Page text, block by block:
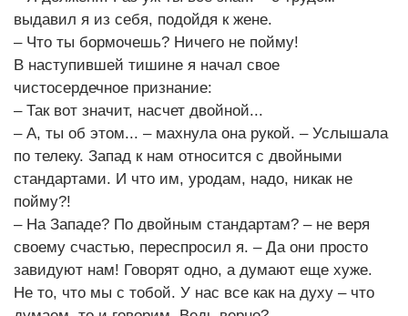
выдавил я из себя, подойдя к жене.
– Что ты бормочешь? Ничего не пойму!
В наступившей тишине я начал свое
чистосердечное признание:
– Так вот значит, насчет двойной...
– А, ты об этом... – махнула она рукой. – Услышала
по телеку. Запад к нам относится с двойными
стандартами. И что им, уродам, надо, никак не
пойму?!
– На Западе? По двойным стандартам? – не веря
своему счастью, переспросил я. – Да они просто
завидуют нам! Говорят одно, а думают еще хуже.
Не то, что мы с тобой. У нас все как на духу – что